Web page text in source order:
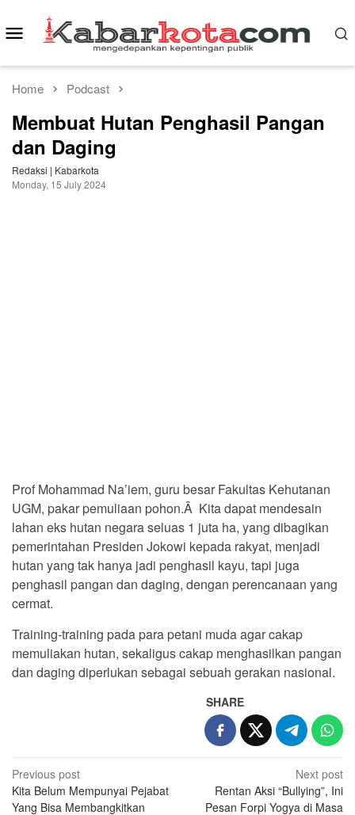
to
content
Mobile
Menu
Home Podcast
Membuat Hutan Penghasil Pangan
dan Daging
Redaksi | Kabarkota
Monday, 15 July 2024
Prof Mohammad Na’iem, guru besar Fakultas Kehutanan
UGM, pakar pemuliaan pohon.Â Kita dapat mendesain
lahan eks hutan negara seluas 1 juta ha, yang dibagikan
pemerintahan Presiden Jokowi kepada rakyat, menjadi
hutan yang tak hanya jadi penghasil kayu, tapi juga
penghasil pangan dan daging, dengan perencanaan yang
cermat.
Training-training pada para petani muda agar cakap
memuliakan hutan, sekaligus cakap menghasilkan pangan
dan daging diperlukan sebagai sebuah gerakan nasional.
SHARE
Post
navigation
Previous post
Kita Belum Mempunyai Pejabat
Yang Bisa Membangkitkan
Next post
Rentan Aksi “Bullying”, Ini
Pesan Forpi Yogya di Masa